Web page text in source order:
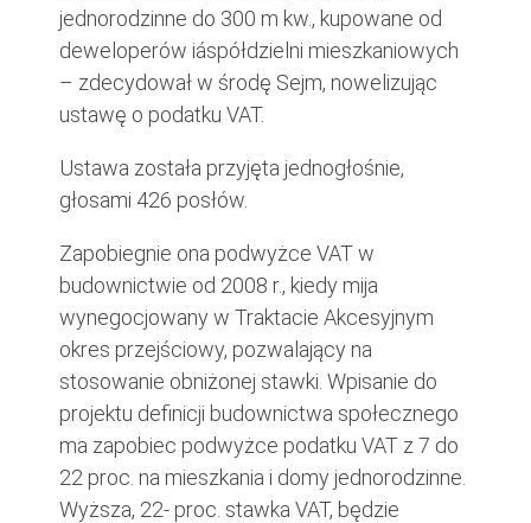
jednorodzinne do 300 m kw., kupowane od
deweloperów iáspółdzielni mieszkaniowych
– zdecydował w środę Sejm, nowelizując
ustawę o podatku VAT.
Ustawa została przyjęta jednogłośnie,
głosami 426 posłów.
Zapobiegnie ona podwyżce VAT w
budownictwie od 2008 r., kiedy mija
wynegocjowany w Traktacie Akcesyjnym
okres przejściowy, pozwalający na
stosowanie obniżonej stawki. Wpisanie do
projektu definicji budownictwa społecznego
ma zapobiec podwyżce podatku VAT z 7 do
22 proc. na mieszkania i domy jednorodzinne.
Wyższa, 22- proc. stawka VAT, będzie